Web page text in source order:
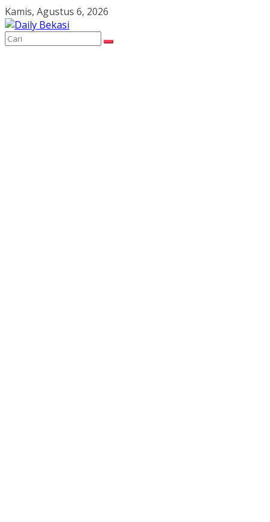
Skip
to
content
Kamis, Agustus 6, 2026